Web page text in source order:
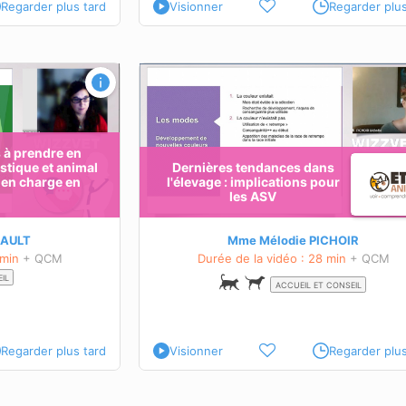
Regarder plus tard Visionner Regarder
prendre en
et animal
charge en
+ QCM
Regarder plus tard
Dernières tendances dans
l'élevage : implications pour
les ASV
Mme Mélodie PICHOIR
Durée de la vidéo : 28 min + QCM
ACCUEIL ET CONSEIL
l'élevage :
à prendre
cela peut engendrer
formation
Visionner Regarder
Distinguer les principales espèces
envahissantes qui peuvent être
avec des espèces indigènes
OBJECTIFS PÉDAGOGIQUES
Distinguer les principales espèces
envahissantes qui peuvent être
des espèces indigènes.
En savoir plus sur cette formation